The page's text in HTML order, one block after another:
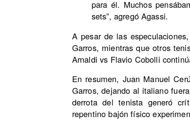
para él. Muchos
sets”, agregó Agassi.
A pesar de las
Garros, mientras que otros
Arnaldi vs Flavio Cobolli
En resumen, Juan Manuel
Garros, dejando al italiano
derrota del tenista generó
repentino bajón físico